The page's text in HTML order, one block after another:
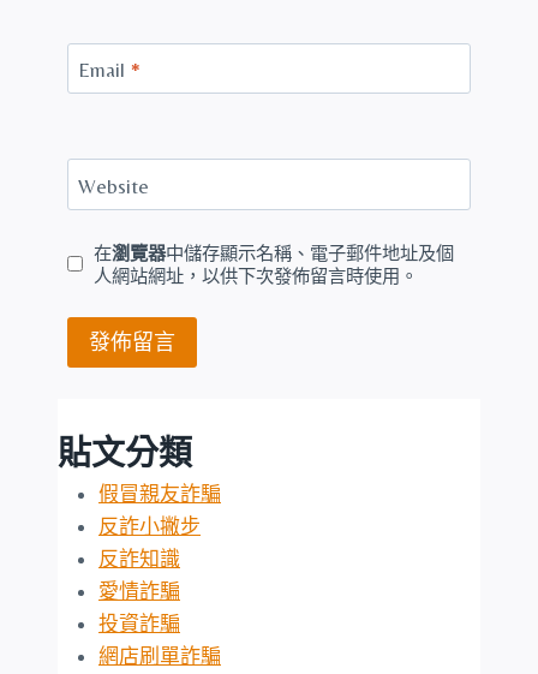
Email *
Website
在瀏覽器中儲存顯示名稱、電子郵件地址及個
人網站網址，以供下次發佈留言時使用。
貼文分類
假冒親友詐騙
反詐小撇步
反詐知識
愛情詐騙
投資詐騙
網店刷單詐騙